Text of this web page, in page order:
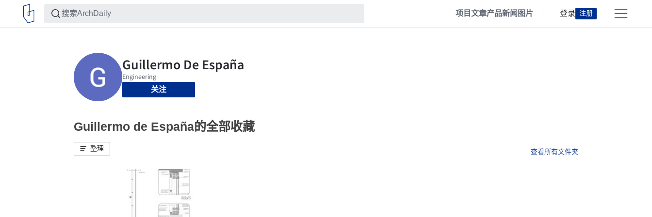
项目文章产品新闻 图片 登录 注册
关注
Guillermo de España的全部收藏
整理 查看所有文件夹